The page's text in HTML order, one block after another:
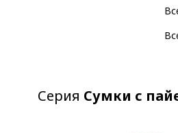
Серия Сумки с